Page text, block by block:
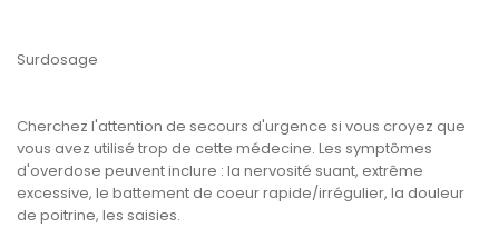
Surdosage
Cherchez l'attention de secours d'urgence si vous croyez que
vous avez utilisé trop de cette médecine. Les symptômes
d'overdose peuvent inclure : la nervosité suant, extrême
excessive, le battement de coeur rapide/irrégulier, la douleur
de poitrine, les saisies.